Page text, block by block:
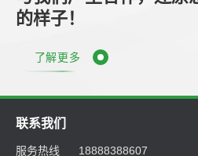
的样子！
了解更多
联系我们
服务热线
18888388607